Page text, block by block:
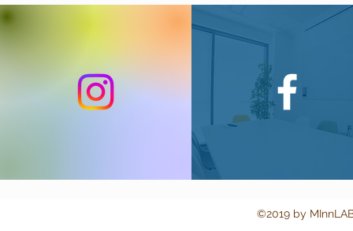
©2019 by